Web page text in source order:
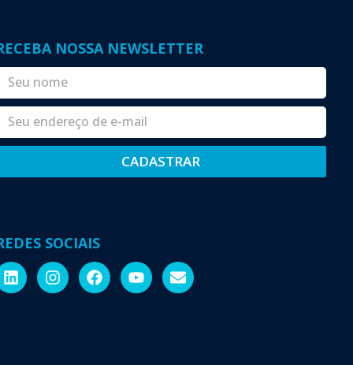
NOSSA NEWSLETTER
CADASTRAR
SOCIAIS